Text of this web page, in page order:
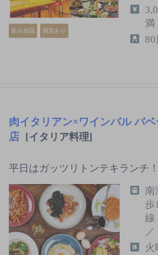
飲み放題 個室あり
満
80
肉イタリアン×ワインバル バ
店
[イタリア料理]
平日はガッツリトンテキランチ
南
歩
線
火